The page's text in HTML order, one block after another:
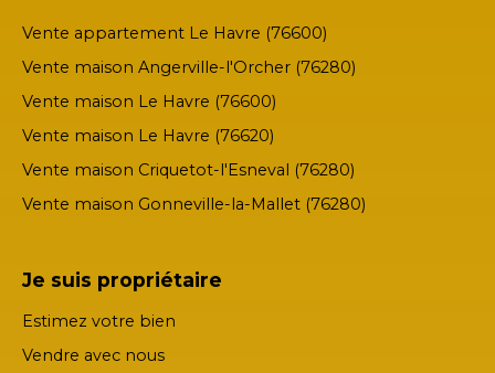
Vente appartement Le Havre (76600)
Vente maison Angerville-l'Orcher (76280)
Vente maison Le Havre (76600)
Vente maison Le Havre (76620)
Vente maison Criquetot-l'Esneval (76280)
Vente maison Gonneville-la-Mallet (76280)
Je suis propriétaire
Estimez votre bien
Vendre avec nous